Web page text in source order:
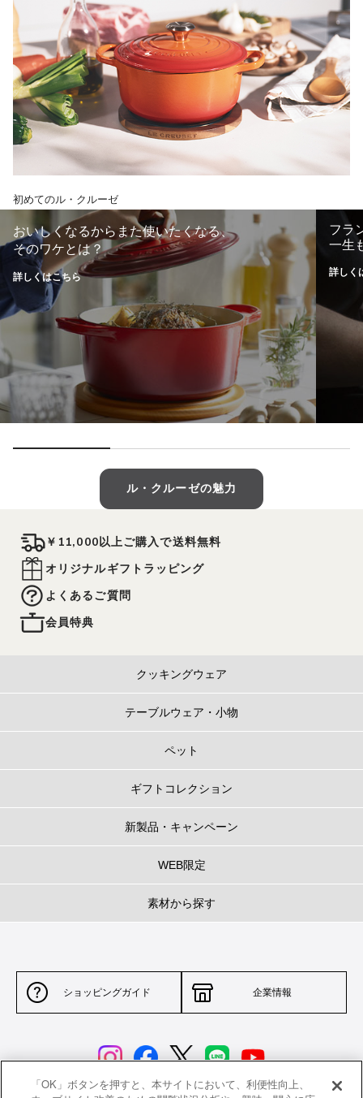
初めてのル・クルーゼ
おいしくなるからまた使いたくなる、
そのワケとは？
詳しくはこちら
フラ
一生
詳しく
ル・クルーゼの魅力
￥11,000以上ご購入で送料無料
オリジナルギフトラッピング
よくあるご質問
会員特典
クッキングウェア
テーブルウェア・小物
ペット
ギフトコレクション
新製品・キャンペーン
WEB限定
素材から探す
ショッピングガイド 企業情報
「OK」ボタンを押すと、本サイトにおいて、利便性向上、